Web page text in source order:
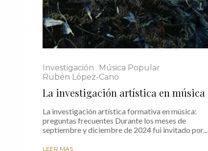
Investigación
Música Popular
Rubén López-Cano
La investigación artística en música
La investigación artística formativa en música:
preguntas frecuentes Durante los meses de
septiembre y diciembre de 2024 fui invitado por...
LEER MÁS